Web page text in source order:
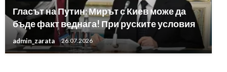
Гласът на Путин: Мирът с Киев може да
бъде факт веднага! При руските условия
admin_zarata 26.07.2026